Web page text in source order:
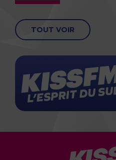
TOUT VOIR